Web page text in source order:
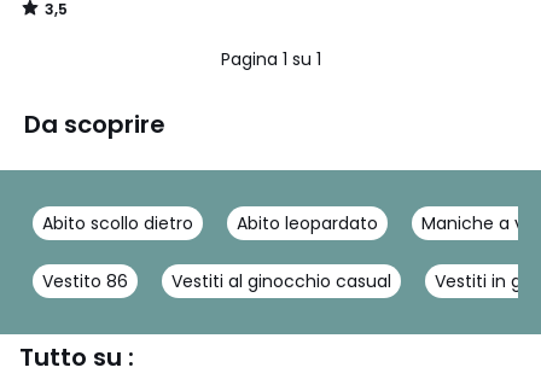
3,5
/
Pagina 1 su 1
Da scoprire
Abito scollo dietro Abito leopardato Maniche a
Vestito 86 Vestiti al ginocchio casual Vestiti in
Tutto su :